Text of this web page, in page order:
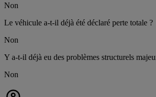
Non
Le véhicule a-t-il déjà été déclaré perte totale ?
Non
Y a-t-il déjà eu des problèmes structurels
Non